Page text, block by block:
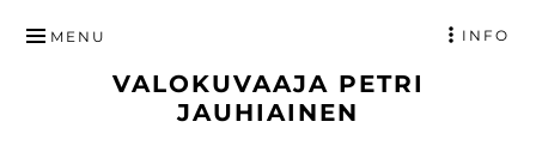
SISÄLTÖÖN
VALOKUVAAJA PETRI
JAUHIAINEN
MENU INFO